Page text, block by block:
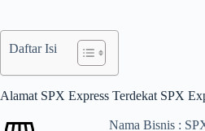
Daftar Isi
Alamat SPX Express Terdekat SPX
Nama Bisnis :